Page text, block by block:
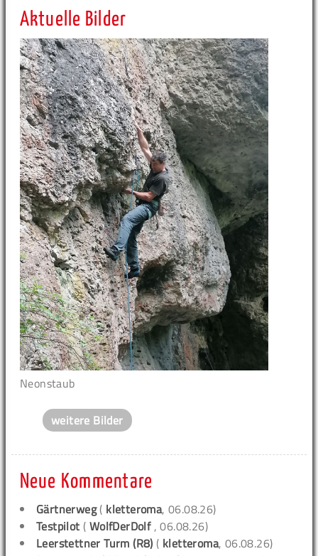
Aktuelle Bilder
Neonstaub
weitere Bilder
Neue Kommentare
Gärtnerweg( kletteroma, 06.08.26)
Testpilot ( WolfDerDolf , 06.08.26)
Leerstettner Turm (R8) ( kletteroma, 06.08.26)